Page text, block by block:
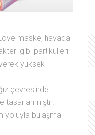
maske, havada
gibi partikülleri
yüksek
çevresinde
tasarlanmıştır.
yoluyla bulaşma